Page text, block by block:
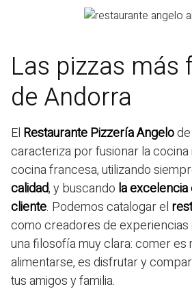
Las pizzas más
de Andorra
El Restaurante Pizzería Angelo
caracteriza por fusionar la cocina
cocina francesa, utilizando
calidad, y buscando la
cliente. Podemos catalogar el
como creadores de
una filosofía muy clara: comer es
alimentarse, es disfrutar y
tus amigos y familia.